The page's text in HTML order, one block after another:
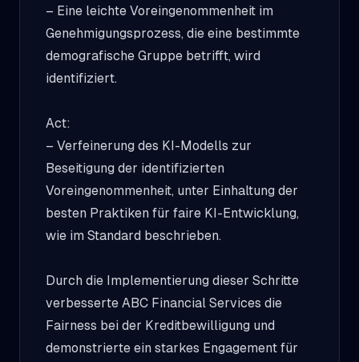
– Eine leichte Voreingenommenheit im
Genehmigungsprozess, die eine bestimmte
demografische Gruppe betrifft, wird
identifiziert.
Act:
– Verfeinerung des KI-Modells zur
Beseitigung der identifizierten
Voreingenommenheit, unter Einhaltung der
besten Praktiken für faire KI-Entwicklung,
wie im Standard beschrieben.
Durch die Implementierung dieser Schritte
verbesserte ABC Financial Services die
Fairness bei der Kreditbewilligung und
demonstrierte ein starkes Engagement für